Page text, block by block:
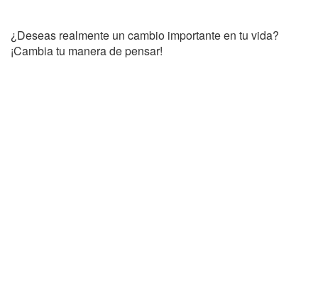
¿Deseas realmente un cambio importante en tu vida?
¡Cambia tu manera de pensar!